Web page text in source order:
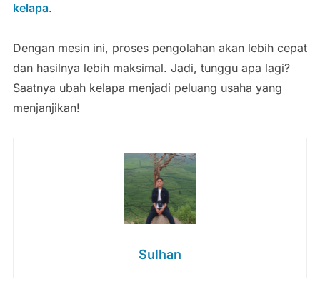
kelapa.
Dengan mesin ini, proses pengolahan akan lebih cepat
dan hasilnya lebih maksimal. Jadi, tunggu apa lagi?
Saatnya ubah kelapa menjadi peluang usaha yang
menjanjikan!
Sulhan